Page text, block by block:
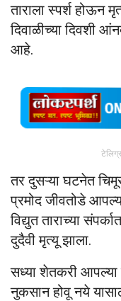
ताराला स्पर्श होऊन
दिवाळीच्या दिवशी
आहे.
तर दुसऱ्या घटनेत
प्रमोद जीवतोडे
विद्युत ताराच्या
दुदैवी मृत्यू झाला.
सध्या शेतकरी आपल्या
नुकसान होवू नये